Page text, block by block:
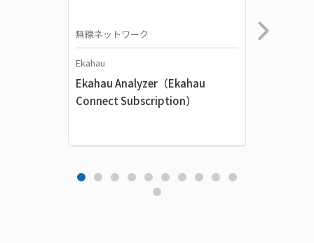
無線ネットワーク
Ekahau
Ekahau Analyzer（Ekahau
Connect Subscription）